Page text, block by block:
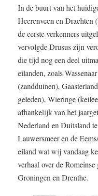
In de buurt van het
Heerenveen en Drachten
de eerste verkenners
vervolgde Drusus zijn
die tijd nog een deel
eilanden, zoals
(zandduinen),
geleden), Wieringe
afhankelijk van het
Nederland en Duitsland
Lauwersmeer en de
eiland wat wij vandaag
verhaal over de
Groningen en Drenthe.